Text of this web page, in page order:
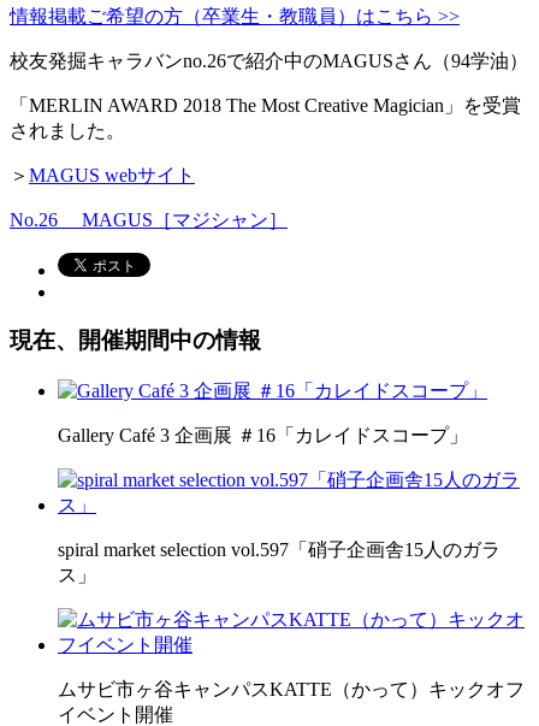
情報掲載ご希望の方（卒業生・教職員）はこちら >>
校友発掘キャラバンno.26で紹介中のMAGUSさん（94学油）
「MERLIN AWARD 2018 The Most Creative Magician」を受賞
されました。
＞ MAGUS webサイト
No.26 MAGUS［マジシャン］
現在、開催期間中の情報
Gallery Café 3 企画展 ＃16「カレイドスコープ」
spiral market selection vol.597「硝子企画舎15人のガラ
ス」
ムサビ市ヶ谷キャンパスKATTE（かって）キックオフ
イベント開催